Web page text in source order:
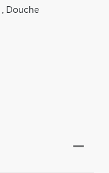
, Douche